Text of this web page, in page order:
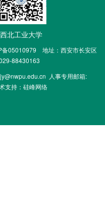
西北工业大学
05010979 地址：西安市长安区
88430163
人事专用邮箱:
支持： 硅峰网络